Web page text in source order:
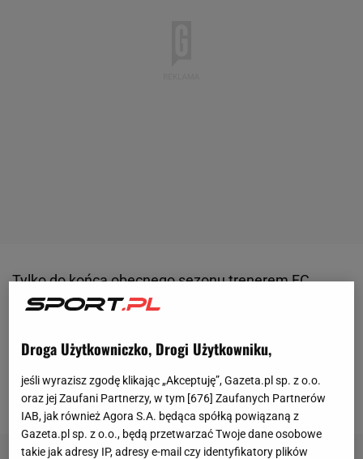
Tylko do końca obecnego sezonu trenerem FC
Barcelony będzie Xavi, który po spotkaniu z
odejdzie z klubu. Od tego czasu pojawiają się liczne
doniesienia na temat nazwiska jego następcy.
Niektóre propozycje są absolutnie sensacyjnie.
Droga Użytkowniczko, Drogi Użytkowniku,
jeśli wyrazisz zgodę klikając „Akceptuję”, Gazeta.pl sp. z o.o.
oraz jej Zaufani Partnerzy, w tym [676] Zaufanych Partnerów
IAB, jak również Agora S.A. będąca spółką powiązaną z
Gazeta.pl sp. z o.o., będą przetwarzać Twoje dane osobowe
takie jak adresy IP, adresy e-mail czy identyfikatory plików